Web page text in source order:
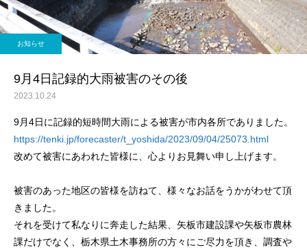
お知らせ
9月4日記録的大雨被害のその後
2023.10.24
9月4日に記録的短時間大雨による被害が市内各所でありました。
https://tenki.jp/forecaster/t_yoshida/2023/09/04/25073.html
改めて被害にあわれた皆様に、心よりお見舞い申し上げます。
被害のあった地区の皆様を訪ねて、様々なお話をうかがわせて頂
きました。
それを受けて私なりに奔走した結果、矢板市建設課や矢板市農林
課だけでなく、栃木県土木事務所の方々にご尽力を頂き、調査や